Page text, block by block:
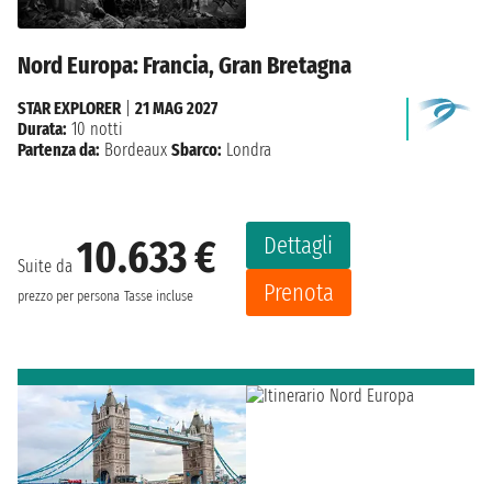
Nord Europa: Francia, Gran Bretagna
Suite da 10.633 €
prezzo per persona Tasse incluse
Dettagli
Prenota
STAR EXPLORER
21 MAG 2027
Durata: 10 notti
Partenza da: Bordeaux Sbarco: Londra